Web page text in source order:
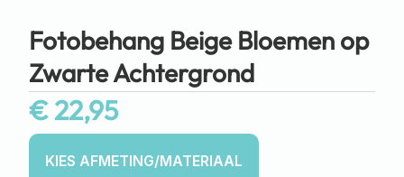
Fotobehang Beige Bloemen op
Zwarte Achtergrond
€22,95